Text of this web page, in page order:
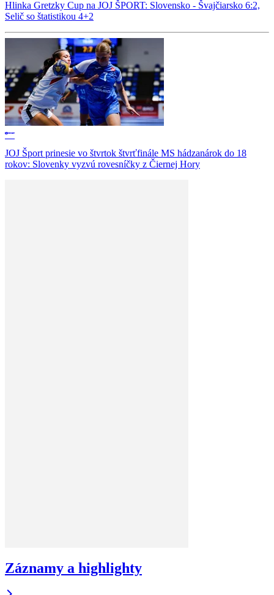
Hlinka Gretzky Cup na JOJ ŠPORT: Slovensko - Švajčiarsko 6:2,
Selič so štatistikou 4+2
JOJ Šport prinesie vo štvrtok štvrťfinále MS hádzanárok do 18
rokov: Slovenky vyzvú rovesníčky z Čiernej Hory
Záznamy a highlighty